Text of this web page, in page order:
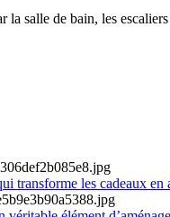
la salle de bain, les
transforme les cadeaux en